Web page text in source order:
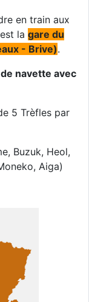
en train aux
la gare du
- Brive).
navette avec
5 Trèfles par
Buzuk, Heol,
Aiga)